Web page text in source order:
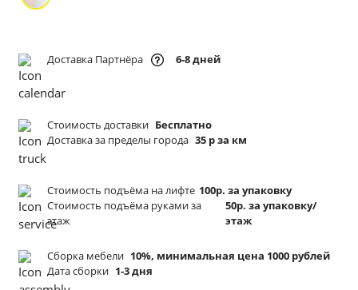
Доставка Партнёра 6-8 дней
Стоимость доставки Бесплатно
Доставка за пределы города 35 р за км
Стоимость подъёма на лифте 100р. за упаковку
Стоимость подъёма руками за
этаж
50р. за упаковку/
этаж
Сборка мебели 10%, минимальная цена 1000 рублей
Дата сборки 1-3 дня